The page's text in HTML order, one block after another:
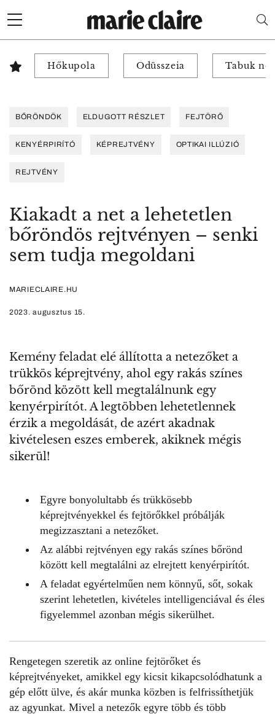
Hőkupola Odüsszeia Tabuk
BŐRÖNDÖK ELDUGOTT RÉSZLET FEJTÖRŐ
KENYÉRPIRÍTÓ KÉPREJTVÉNY OPTIKAI ILLÚZIÓ
REJTVÉNY
Kiakadt a net a lehetetlen
bőröndös rejtvényen – senki
sem tudja megoldani
MARIECLAIRE.HU
2023. augusztus 15.
Kemény feladat elé állította a netezőket a
trükkös képrejtvény, ahol egy rakás színes
bőrönd között kell megtalálnunk egy
kenyérpirítót. A legtöbben lehetetlennek
érzik a megoldását, de azért akadnak
kivételesen eszes emberek, akiknek mégis
sikerül!
Egyre bonyolultabb és trükkösebb
képrejtvényekkel és fejtörőkkel próbálják
megizzasztani a netezőket.
Az alábbi rejtvényen egy rakás színes bőrönd
között kell megtalálni az elrejtett kenyérpirítót.
A feladat egyértelműen nem könnyű, sőt, sokak
szerint lehetetlen, kivételes intelligenciával és éles
figyelemmel azonban mégis sikerülhet.
Rengetegen szeretik az online fejtörőket és
képrejtvényeket, amikkel egy kicsit kikapcsolódhatunk a
gép előtt ülve, és akár munka közben is felfrissíthetjük
az agyunkat. Mivel a netezők egyre több és több